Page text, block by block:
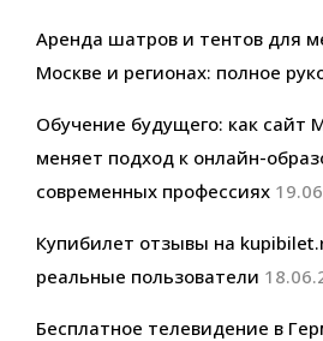
Аренда шатров и тентов для
Москве и регионах: полное
Обучение будущего: как сайт
меняет подход к онлайн-
современных профессиях
Купибилет отзывы на
реальные пользователи
Бесплатное телевидение в